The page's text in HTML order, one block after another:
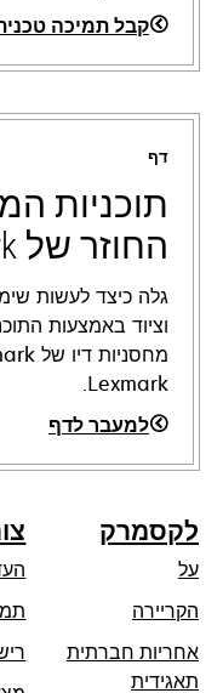
קבל תמיכה
opens
in
new
tab
דף
תוכניות
החוזר של Lexmark
גלה כיצד לעשות
וציוד באמצעות
Lexmark.
למעבר לדף
לקסמרק
על
הקריירה
אחריות חברתית
תאגידיתopens